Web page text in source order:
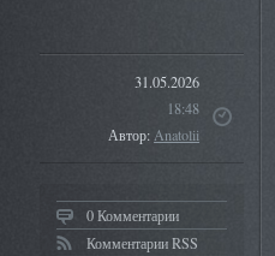
31.05.2026
18:48
Автор:Anatolii
0 Комментарии
Комментарии RSS